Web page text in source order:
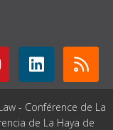
- Conférence de La
de La Haya de